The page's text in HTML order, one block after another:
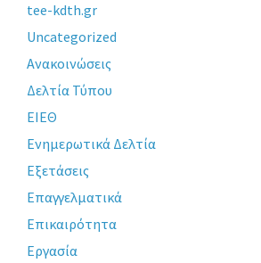
tee-kdth.gr
Uncategorized
Ανακοινώσεις
Δελτία Τύπου
ΕΙΕΘ
Ενημερωτικά Δελτία
Εξετάσεις
Επαγγελματικά
Επικαιρότητα
Εργασία